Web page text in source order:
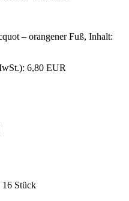
– orangener Fuß, Inhalt:
6,80 EUR